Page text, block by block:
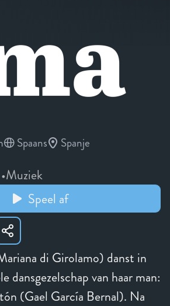
di Girolamo) danst in
dansgezelschap van haar man:
(Gael García Bernal). Na
Spaans Spanje
Muziek
Speel af